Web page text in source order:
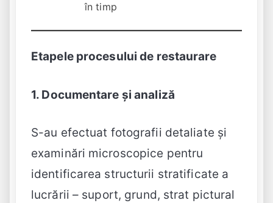
în timp
Etapele procesului de restaurare
1. Documentare și analiză
S-au efectuat fotografii detaliate și
examinări microscopice pentru
identificarea structurii stratificate a
lucrării – suport, grund, strat pictural